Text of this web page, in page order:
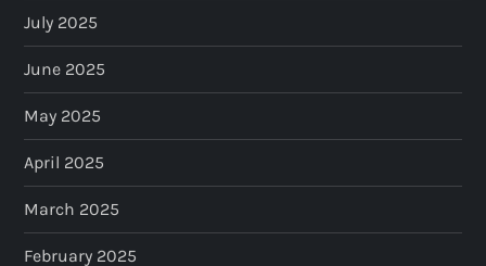
July 2025
June 2025
May 2025
April 2025
March 2025
February 2025